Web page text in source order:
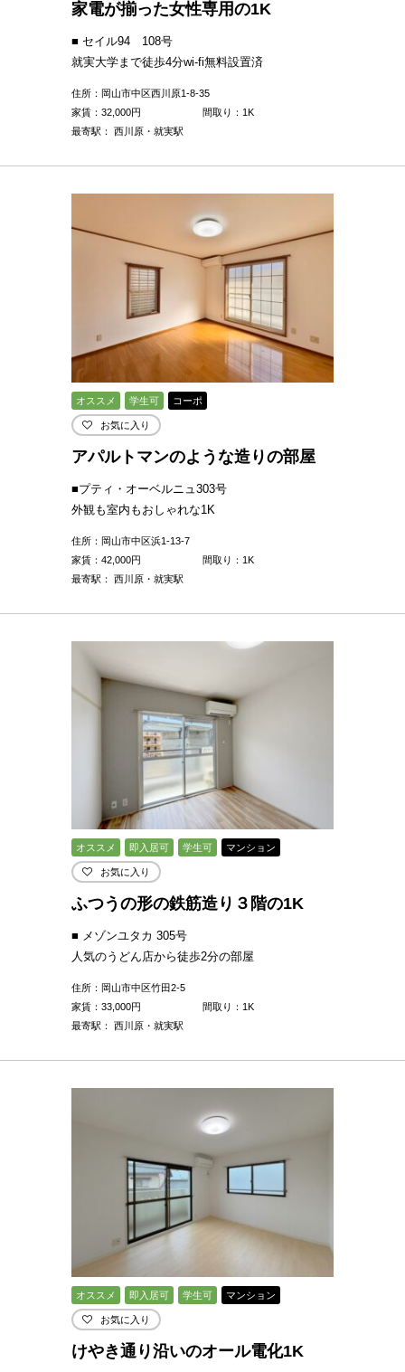
家電が揃った女性専用の1K
■ セイル94 108号
就実大学まで徒歩4分wi-fi無料設置済
住所：岡山市中区西川原1-8-35
家賃： 32,000円
間取り：1K
最寄駅： 西川原・就実駅
オススメ 学生可 コーポ
お気に入り
アパルトマンのような造りの部屋
■プティ・オーベルニュ303号
外観も室内もおしゃれな1K
住所：岡山市中区浜1-13-7
家賃： 42,000円
間取り：1K
最寄駅： 西川原・就実駅
オススメ 即入居可 学生可 マンション
お気に入り
ふつうの形の鉄筋造り３階の1K
■ メゾンユタカ 305号
人気のうどん店から徒歩2分の部屋
住所：岡山市中区竹田2-5
家賃： 33,000円
間取り：1K
最寄駅： 西川原・就実駅
オススメ 即入居可 学生可 マンション
お気に入り
けやき通り沿いのオール電化1K